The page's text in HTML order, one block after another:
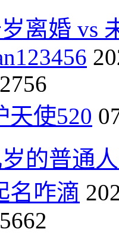
离婚 vs
天使520
的普通
名咋滴